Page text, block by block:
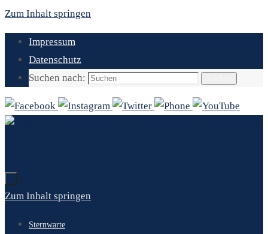
Zum Inhalt springen
Impressum
Datenschutz
Suchen nach:
Zum Inhalt springen
Sternwarte